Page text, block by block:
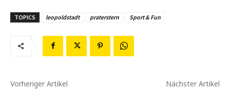
TOPICS leopoldstadt praterstern Sport & Fun
Vorheriger Artikel Nächster Artikel